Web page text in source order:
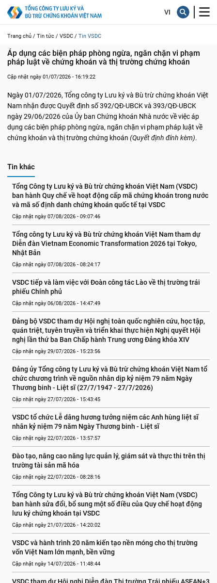
Trang chủ / Tin tức / VSDC / Tin VSDC
Áp dụng các biện pháp phòng ngừa, ngăn chặn vi phạm
pháp luật về chứng khoán và thị trường chứng khoán
Cập nhật ngày 01/07/2026 - 16:19:22
Ngày 01/07/2026, Tổng công ty Lưu ký và Bù trừ chứng khoán Việt
Nam nhận được Quyết định số 392/QĐ-UBCK và 393/QĐ-UBCK
ngày 29/06/2026 của Ủy ban Chứng khoán Nhà nước về việc áp
dụng các biện pháp phòng ngừa, ngăn chặn vi phạm pháp luật về
chứng khoán và thị trường chứng khoán (Quyết định đính kèm).
Tin khác
Tổng Công ty Lưu ký và Bù trừ chứng khoán Việt Nam (VSDC)
ban hành Quy chế về hoạt động cấp mã chứng khoán trong nước
và mã số định danh chứng khoán quốc tế tại VSDC
Cập nhật ngày 07/08/2026 - 09:07:46
Tổng công ty Lưu ký và Bù trừ chứng khoán Việt Nam tham dự
Diễn đàn Vietnam Economic Transformation 2026 tại Tokyo,
Nhật Bản
Cập nhật ngày 07/08/2026 - 08:24:17
VSDC tiếp và làm việc với Đoàn công tác Lào về thị trường trái
phiếu Chính phủ
Cập nhật ngày 06/08/2026 - 14:47:49
Đảng bộ VSDC tham dự Hội nghị toàn quốc nghiên cứu, học tập,
quán triệt, tuyên truyền và triển khai thực hiện Nghị quyết Hội
nghị lần thứ ba Ban Chấp hành Trung ương Đảng khóa XIV
Cập nhật ngày 29/07/2026 - 15:23:56
Đảng ủy Tổng công ty Lưu ký và Bù trừ chứng khoán Việt Nam tổ
chức chương trình về nguồn nhân dịp kỷ niệm 79 năm Ngày
Thương binh - Liệt sĩ (27/7/1947 - 27/7/2026)
Cập nhật ngày 27/07/2026 - 15:43:45
VSDC tổ chức Lễ dâng hương tưởng niệm các Anh hùng liệt sĩ
nhân kỷ niệm 79 năm Ngày Thương binh - Liệt sĩ
Cập nhật ngày 22/07/2026 - 13:57:57
Đào tạo, nâng cao năng lực quản lý, giám sát và thực thi trên thị
trường tài sản mã hóa
Cập nhật ngày 22/07/2026 - 08:28:16
Tổng Công ty Lưu ký và Bù trừ chứng khoán Việt Nam (VSDC)
ban hành sửa đổi, bổ sung một số điều của Quy chế hoạt động
lưu ký chứng khoán tại VSDC
Cập nhật ngày 21/07/2026 - 14:20:02
VSDC và hành trình 20 năm kiến tạo nền móng cho thị trường
vốn Việt Nam lớn mạnh, bền vững
Cập nhật ngày 14/07/2026 - 11:48:44